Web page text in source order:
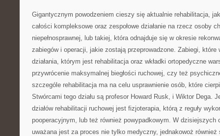
Gigantycznym powodzeniem cieszy się aktualnie rehabilitacja,
całości kompleksowe oraz zespołowe działanie na rzecz osoby
niepełnosprawnej, lub takiej, która odnajduje się w okresie
zabiegów i operacji, jakie zostają przeprowadzone. Zabiegi, które
działania, którym jest rehabilitacja oraz wkładki ortopedyczne
przywrócenie maksymalnej biegłości ruchowej, czy też
szczególe rehabilitacja ma na celu usprawnienie osób, które
Stwórcami tego działu są profesor Howard Rusk, i Wiktor Dega.
działów rehabilitacji ruchowej jest fizjoterapia, którą z reguły
pooperacyjnym, lub też również powypadkowym. W dzisiejszych
uważana jest za proces nie tylko medyczny, jednakowoż również